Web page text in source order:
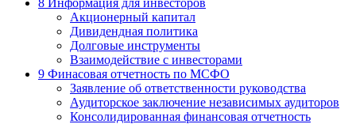
8 Информация для инвесторов
Акционерный капитал
Дивидендная политика
Долговые инструменты
Взаимодействие с инвеcторами
9 Финасовая отчетность по МСФО
Заявление об ответственности руководства
Аудиторское заключение независимых аудиторов
Консолидированная финансовая отчетность